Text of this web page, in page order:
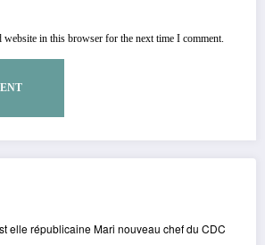
website in this browser for the next time I comment.
elle républicaine Mari nouveau chef du CDC